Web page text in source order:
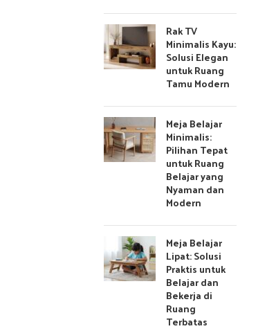
Rak TV
Minimalis Kayu:
Solusi Elegan
untuk Ruang
Tamu Modern
Meja Belajar
Minimalis:
Pilihan Tepat
untuk Ruang
Belajar yang
Nyaman dan
Modern
Meja Belajar
Lipat: Solusi
Praktis untuk
Belajar dan
Bekerja di
Ruang
Terbatas